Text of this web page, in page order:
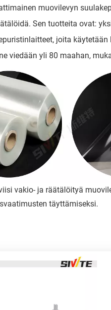
muovilevyn
Sen tuotteita ovat:
joita käytetään
viedään yli 80 maahan,
vakio- ja räätälöityä
täyttämiseksi.